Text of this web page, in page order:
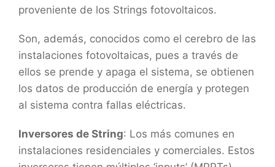
proveniente de los Strings fotovoltaicos.
Son, además, conocidos como el cerebro de las
instalaciones fotovoltaicas, pues a través de
ellos se prende y apaga el sistema, se obtienen
los datos de producción de energía y protegen
al sistema contra fallas eléctricas.
Inversores de String: Los más comunes en
instalaciones residenciales y comerciales. Estos